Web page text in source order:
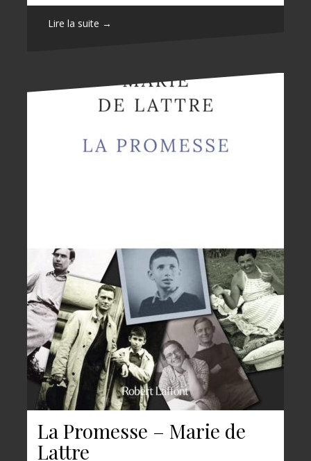
Lire la suite →
La Promesse – Marie de
Lattre